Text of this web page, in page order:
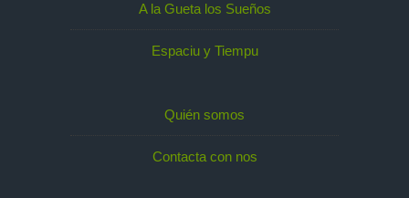
A la Gueta los Sueños
Espaciu y Tiempu
Quién somos
Contacta con nos